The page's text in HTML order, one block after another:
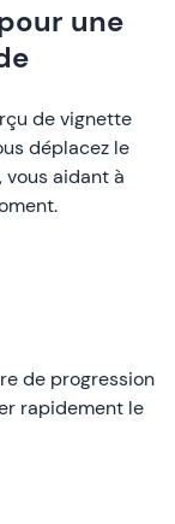
une
de vignette
déplacez le
aidant à
de progression
rapidement le